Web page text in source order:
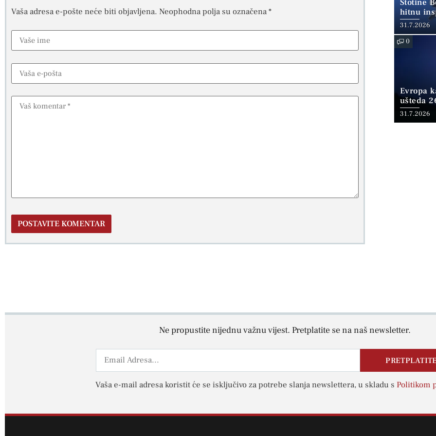
Vaša adresa e-pošte neće biti objavljena. Neophodna polja su označena*
Stotine
hitnu
31.7.2026
0
Evropa
ušteda
31.7.2026
Ne propustite nijednu važnu vijest. Pretplatite se na naš newsletter.
Vaša e-mail adresa koristit će se isključivo za potrebe slanja newslettera, u skladu s Politikom